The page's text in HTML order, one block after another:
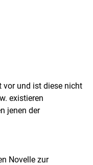
vor und ist diese nicht
existieren
jenen der
Novelle zur